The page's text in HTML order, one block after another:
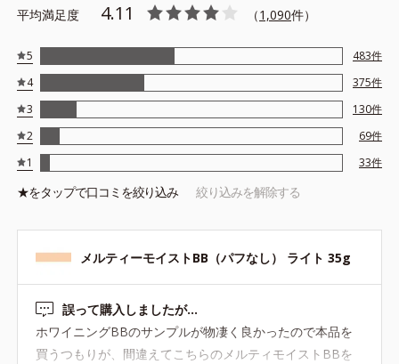
平均満足度 4.11 （1,090件）
5 483件
4
375件
3
130件
2
69件
1
33件
★をタップで口コミを絞り込み 絞り込みを解除する
メルティーモイストBB（パフなし） ライト 35g
誤って購入しましたが…
ホワイニングBBのサンプルが物凄く良かったので本品を
買うつもりが、間違えてこちらのメルティモイストBBを